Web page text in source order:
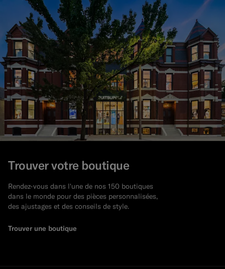
Trouver votre boutique
Rendez-vous dans l'une de nos 150 boutiques
dans le monde pour des pièces personnalisées,
des ajustages et des conseils de style.
Trouver une boutique